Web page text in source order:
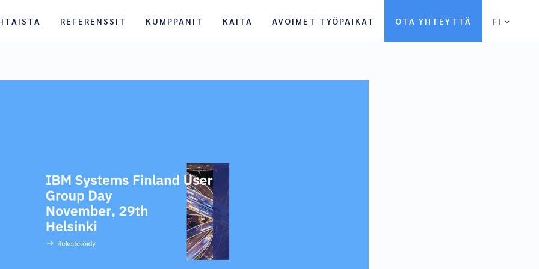
REFERENSSIT KUMPPANIT KAITA AVOIMET TYÖPAIKAT OTA YHTEYTTÄ FI